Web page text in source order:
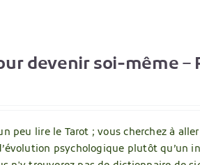
devenir soi-même –
peu lire le Tarot ; vous cherchez à
psychologique plutôt qu’un